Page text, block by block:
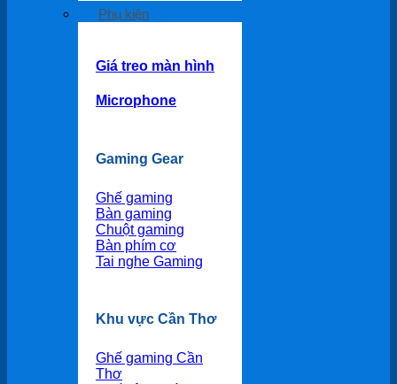
Phụ kiện
Giá treo màn hình
Microphone
Gaming Gear
Ghế gaming
Bàn gaming
Chuột gaming
Bàn phím cơ
Tai nghe Gaming
Khu vực Cần Thơ
Ghế gaming Cần
Thơ